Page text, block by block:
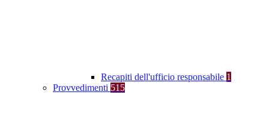
Recapiti dell'ufficio responsabile 1
Provvedimenti 515